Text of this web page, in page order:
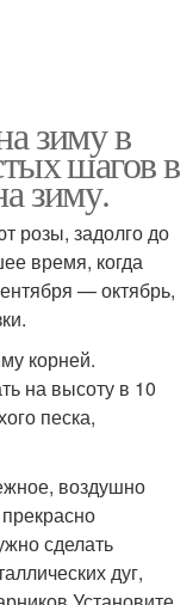
зиму в
шагов в
зиму.
розы, задолго до
время, когда
— октябрь,
корней.
на высоту в 10
песка,
воздушно
сделать
дуг,